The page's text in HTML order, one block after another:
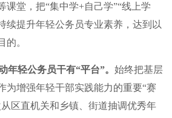
课堂，把“集中学+自己学”“线上学
续提升年轻公务员专业素养，达到以
的。
年轻公务员干有“平台”。 始终把基层
为增强年轻干部实践能力的重要“赛
区直机关和乡镇、街道抽调优秀年